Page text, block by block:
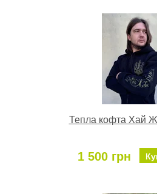
Тепла кофта Хай
1 500 грн